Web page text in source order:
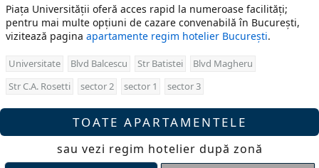
Piața Universității oferă acces rapid la numeroase facilități;
pentru mai multe opțiuni de cazare convenabilă în București,
vizitează pagina apartamente regim hotelier București.
Universitate Blvd Balcescu Str Batistei
Blvd Magheru
Str C.A. Rosetti
sector 2 sector 1 sector 3
TOATE APARTAMENTELE
sau vezi regim hotelier după zonă